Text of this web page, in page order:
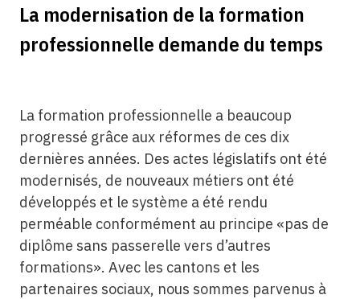
La modernisation de la formation
professionnelle demande du temps
La formation professionnelle a beaucoup
progressé grâce aux réformes de ces dix
dernières années. Des actes législatifs ont été
modernisés, de nouveaux métiers ont été
développés et le système a été rendu
perméable conformément au principe «pas de
diplôme sans passerelle vers d’autres
formations». Avec les cantons et les
partenaires sociaux, nous sommes parvenus à